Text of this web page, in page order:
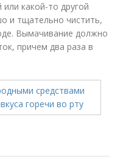
какой-то другой
и тщательно чистить,
Вымачивание должно
причем два раза в